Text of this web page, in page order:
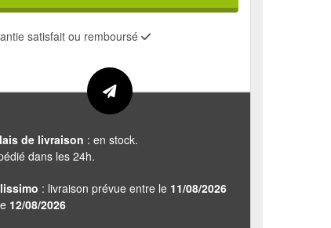
satisfait ou remboursé
de livraison : en stock.
dans les 24h.
: livraison prévue entre le 11/08/2026
12/08/2026